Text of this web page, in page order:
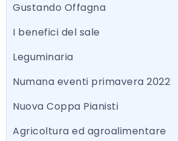
Gustando Offagna
I benefici del sale
Leguminaria
Numana eventi primavera 2022
Nuova Coppa Pianisti
Agricoltura ed agroalimentare